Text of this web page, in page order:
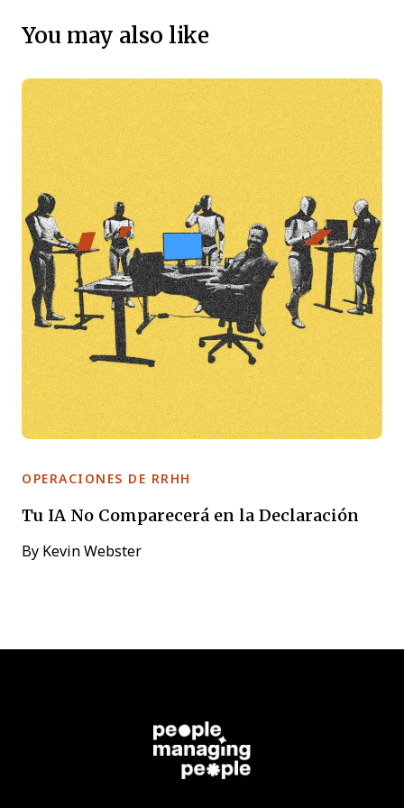
You may also like
OPERACIONES DE RRHH
Tu IA No Comparecerá en la Declaración
By Kevin Webster